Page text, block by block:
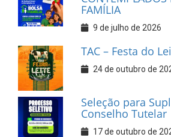
FAMÍLIA
9 de julho de 2026
TAC – Festa do
24 de outubro de
Seleção para
Conselho Tutelar
17 de outubro de